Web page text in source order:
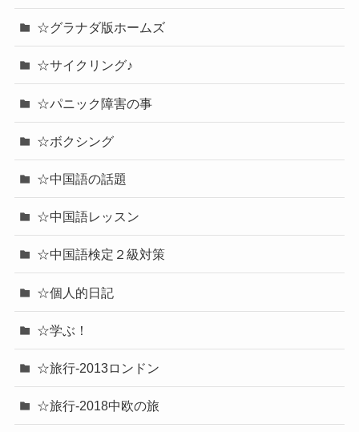
☆グラナダ版ホームズ
☆サイクリング♪
☆パニック障害の事
☆ボクシング
☆中国語の話題
☆中国語レッスン
☆中国語検定２級対策
☆個人的日記
☆学ぶ！
☆旅行-2013ロンドン
☆旅行-2018中欧の旅